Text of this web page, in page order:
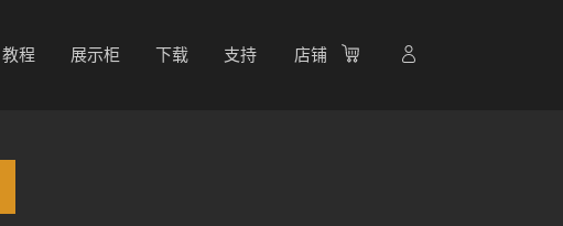
教程 展示柜 下载 支持 店铺